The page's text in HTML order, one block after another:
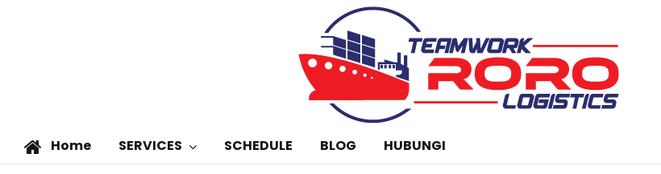
Home SERVICES SCHEDULE BLOG HUBUNGI